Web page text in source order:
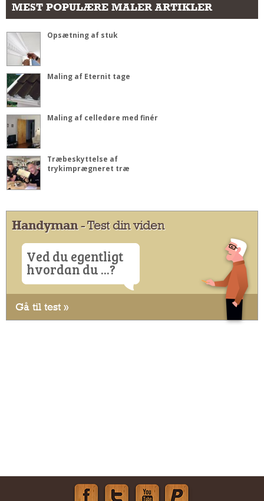
MEST POPULÆRE MALER ARTIKLER
Opsætning af stuk
Maling af Eternit tage
Maling af celledøre med finér
Træbeskyttelse af
trykimprægneret træ
Handyman- Test din viden
Ved du egentligt
hvordan du ...?
Gå til test »